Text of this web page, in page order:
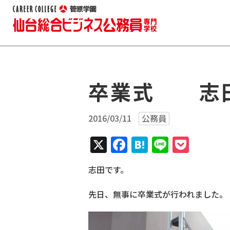
卒業式 志
2016/03/11 公務員
X Facebook
Hatena
Line
志田です。
先日、無事に卒業式が行われました。